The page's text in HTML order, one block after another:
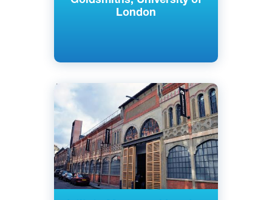
London
Английский
Лондон, Великобритания
Частный